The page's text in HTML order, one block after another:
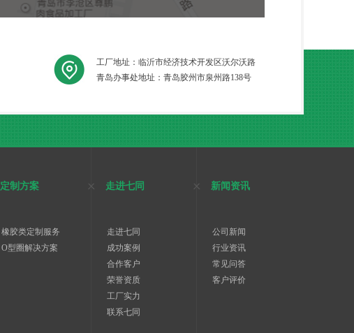
工厂地址：临沂市经济技术开发区沃尔沃路
青岛办事处地址：青岛胶州市泉州路138号
定制方案
橡胶类定制服务
O型圈解决方案
走进七同
走进七同
成功案例
合作客户
荣誉资质
工厂实力
联系七同
新闻资讯
公司新闻
行业资讯
常见问答
客户评价